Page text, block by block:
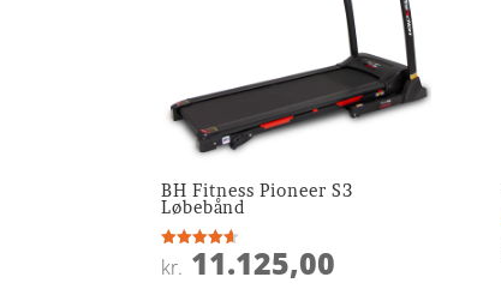
BH Fitness Pioneer S3
Løbebånd
Vurderet
4.6
kr. 11.125,00